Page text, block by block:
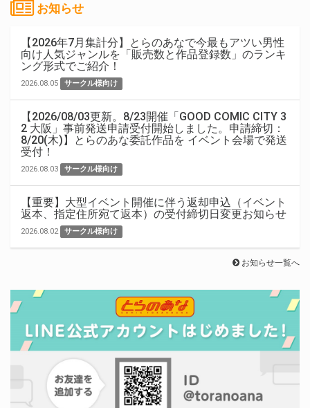
お知らせ
【2026年7月集計分】とらのあなで今最もアツい男性
向け人気ジャンルを「販売数と作品登録数」のランキ
ング形式でご紹介！
2026.08.05 サークル様向け
【2026/08/03更新。8/23開催「GOOD COMIC CITY 3
2 大阪」事前発送申請受付開始しました。申請締切：
8/20(木)】とらのあな委託作品を イベント会場で発送
受付！
2026.08.03 サークル様向け
【重要】大型イベント開催に伴う返却申込（イベント
返本、指定住所宛て返本）の受付締切日変更お知らせ
2026.08.02 サークル様向け
お知らせ一覧へ